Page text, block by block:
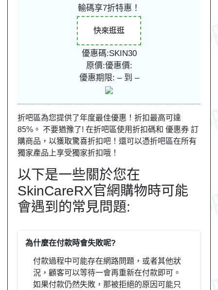
輸碼享7折特惠！
快來逛逛
優惠碼:SKIN30
原價:優惠價:
優惠期限: – 到 –
折吧區為您提供了年度最佳優惠！折扣最高可達
85%。 不要猶豫了! 在折吧區使用折扣碼和 優惠券 訂
購商品，以獲取驚喜折扣吧！還可以憑折吧區在所有
獨家產品上享受獨家折扣哦！
以下是一些關於您在
SkinCareRX官網購物時可能
會遇到的常見問題:
為什麼在付款時會失敗呢?
付款過程中可能存在網路問題，或者其他狀
況，顧客可以等待一會再重新在付款即可。
如果付款仍然失敗，那被拒絕的原因可能只